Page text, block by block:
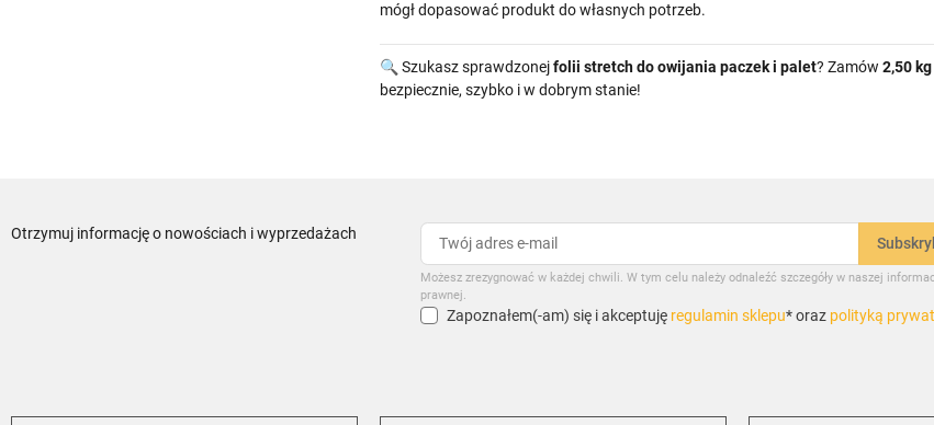
mógł dopasować produkt do własnych potrzeb.
🔍 Szukasz sprawdzonejfolii stretch do owijania paczek i palet? Zamów 2,50
bezpiecznie, szybko i w dobrym stanie!
Otrzymuj informację o nowościach i wyprzedażach
Możesz zrezygnować w każdej chwili. W tym celu należy odnaleźć szczegóły w naszej
prawnej.
Zapoznałem(-am) się i akceptuję regulamin sklepu* oraz polityką